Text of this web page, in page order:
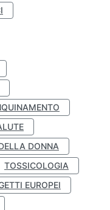
DONNA
TOSSICOLOGIA
EUROPEI